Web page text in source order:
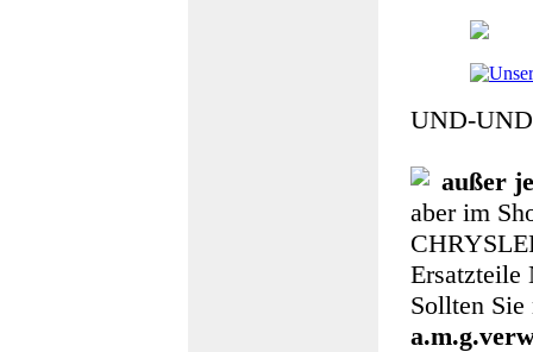
UND-
außer
aber im
Ersatzteile
Sollten